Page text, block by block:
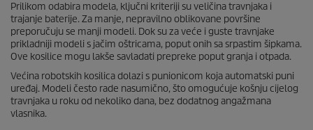
Prilikom odabira modela, ključni kriteriji su veličina travnjaka i
trajanje baterije. Za manje, nepravilno oblikovane površine
preporučuju se manji modeli. Dok su za veće i guste travnjake
prikladniji modeli s jačim oštricama, poput onih sa srpastim šipkama.
Ove kosilice mogu lakše savladati prepreke poput granja i otpada.
Većina robotskih kosilica dolazi s punionicom koja automatski puni
uređaj. Modeli često rade nasumično, što omogućuje košnju cijelog
travnjaka u roku od nekoliko dana, bez dodatnog angažmana
vlasnika.